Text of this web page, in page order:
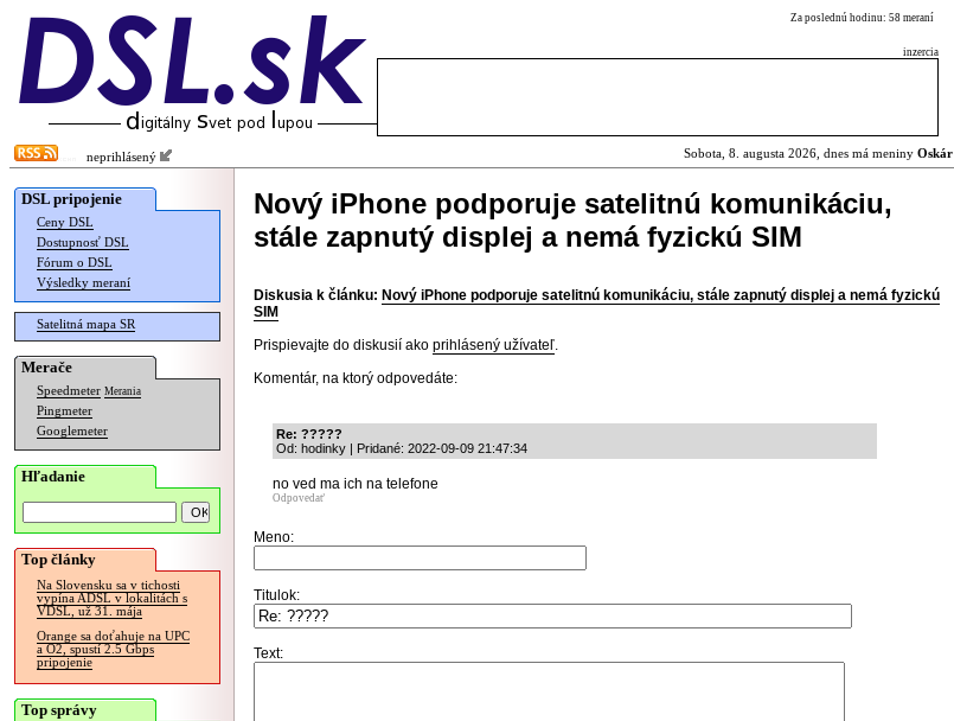
Za poslednú hodinu: 58 meraní
inzercia
neprihlásený Sobota, 8. augusta 2026, dnes má meniny Oskár
DSL pripojenie
Ceny DSL
Dostupnosť DSL
Fórum o DSL
Výsledky meraní
Satelitná mapa SR
Merače
Speedmeter Merania
Pingmeter
Googlemeter
Hľadanie
Top články
Na Slovensku sa v tichosti
vypína ADSL v lokalitách s
VDSL, už 31. mája
Orange sa doťahuje na UPC
a O2, spustí 2.5 Gbps
pripojenie
Top správy
Nový iPhone podporuje satelitnú komunikáciu,
stále zapnutý displej a nemá fyzickú SIM
Diskusia k článku: Nový iPhone podporuje satelitnú komunikáciu, stále zapnutý displej a nemá fyzickú
SIM
Prispievajte do diskusií ako prihlásený užívateľ.
Komentár, na ktorý odpovedáte:
Re: ?????
Od: hodinky | Pridané: 2022-09-09 21:47:34
no ved ma ich na telefone
Odpovedať
Meno:
Titulok:
Text: